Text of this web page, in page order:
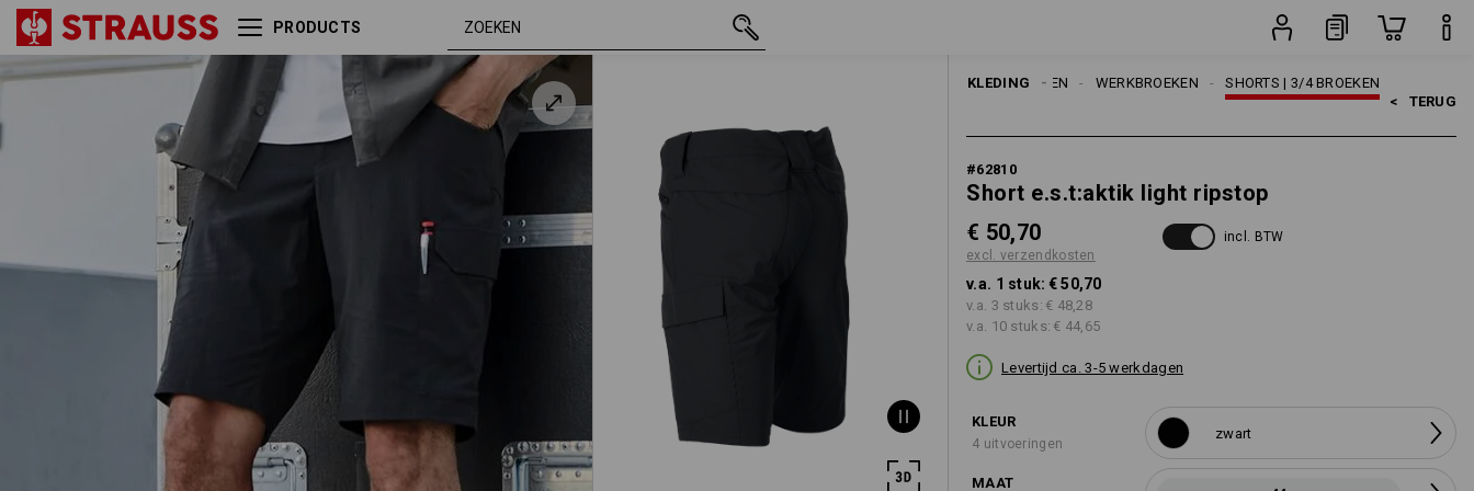
PRODUCTS
KLEDING SHORTS | 3/4 BROEKEN
WERKBROEKEN
HEREN
< TERUG
#62810
Short e.s.t:aktik light ripstop
€ 50,70
excl. verzendkosten
incl. BTW
v.a. 1 stuk: € 50,70
v.a. 3 stuks: € 48,28
v.a. 10 stuks: € 44,65
Levertijd ca. 3-5 werkdagen
KLEUR
4 uitvoeringen
zwart
MAAT
Short e.s.t:aktik light ripstop zwart 44 € 50,70